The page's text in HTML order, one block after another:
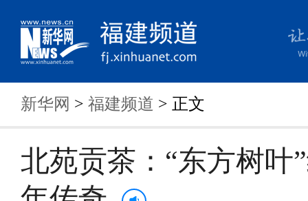
新华网 > 福建频道 > 正文
北苑贡茶：“东方树叶